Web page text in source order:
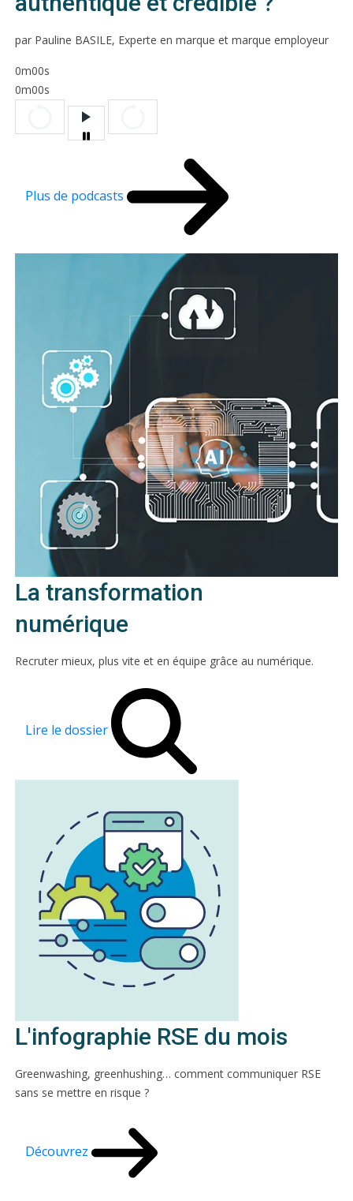
par Pauline BASILE, Experte en marque et marque employeur
0m00s
0m00s
Plus de podcasts
La transformation
numérique
Recruter mieux, plus vite et en équipe grâce au numérique.
Lire le dossier
L'infographie RSE du mois
Greenwashing, greenhushing… comment communiquer RSE
sans se mettre en risque ?
Découvrez